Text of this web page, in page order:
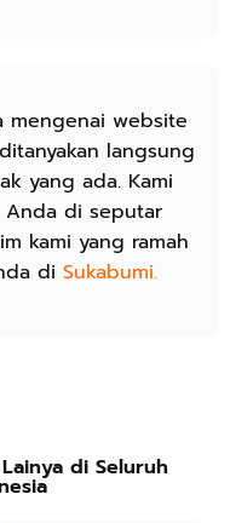
mengenai website
langsung
yang ada. Kami
Anda di seputar
kami yang ramah
di Sukabumi.
di Seluruh